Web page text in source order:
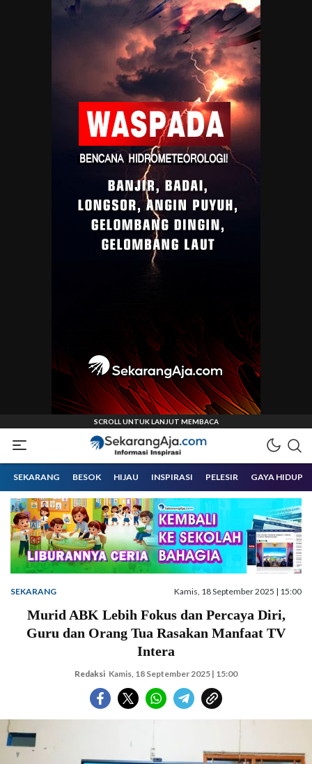
Sekarangaja
Informasi Inspirasi Malang Raya
SEKARANG BESOK HIJAU INSPIRASI PELESIR GAYA HIDUP
SEKARANG Kamis, 18 September 2025 | 15:00
Murid ABK Lebih Fokus dan Percaya Diri,
Guru dan Orang Tua Rasakan Manfaat TV
Intera
Redaksi Kamis, 18 September 2025 | 15:00